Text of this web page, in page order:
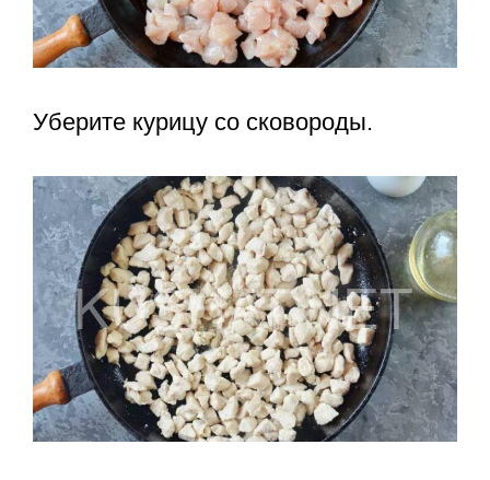
Уберите курицу со сковороды.